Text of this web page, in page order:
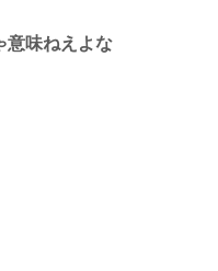
意味ねえよな